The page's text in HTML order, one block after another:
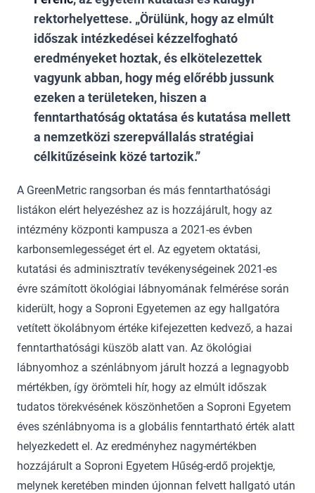
rektorhelyettese. „Örülünk, hogy az elmúlt
időszak intézkedései kézzelfogható
eredményeket hoztak, és elkötelezettek
vagyunk abban, hogy még előrébb jussunk
ezeken a területeken, hiszen a
fenntarthatóság oktatása és kutatása mellett
a nemzetközi szerepvállalás stratégiai
célkitűzéseink közé tartozik.
A GreenMetric rangsorban és más fenntarthatósági
listákon elért helyezéshez az is hozzájárult, hogy az
intézmény központi kampusza a 2021-es évben
karbonsemlegességet ért el. Az egyetem oktatási,
kutatási és adminisztratív tevékenységeinek 2021-es
évre számított ökológiai lábnyomának felmérése során
kiderült, hogy a Soproni Egyetemen az egy hallgatóra
vetített ökolábnyom értéke kifejezetten kedvező, a hazai
fenntarthatósági küszöb alatt van. Az ökológiai
lábnyomhoz a szénlábnyom járult hozzá a legnagyobb
mértékben, így örömteli hír, hogy az elmúlt időszak
tudatos törekvésének köszönhetően a Soproni Egyetem
éves szénlábnyoma is a globális fenntartható érték alatt
helyezkedett el. Az eredményhez nagymértékben
hozzájárult a Soproni Egyetem Hűség-erdő projektje,
melynek keretében minden újonnan felvett hallgató után